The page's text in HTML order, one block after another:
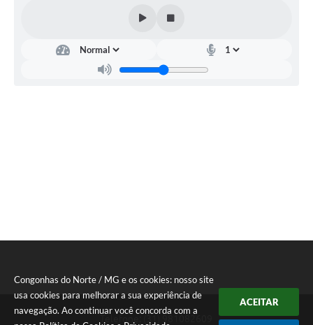
Congonhas do Norte / MG e os cookies: nosso site
usa cookies para melhorar a sua experiência de
navegação. Ao continuar você concorda com a
ACEITAR